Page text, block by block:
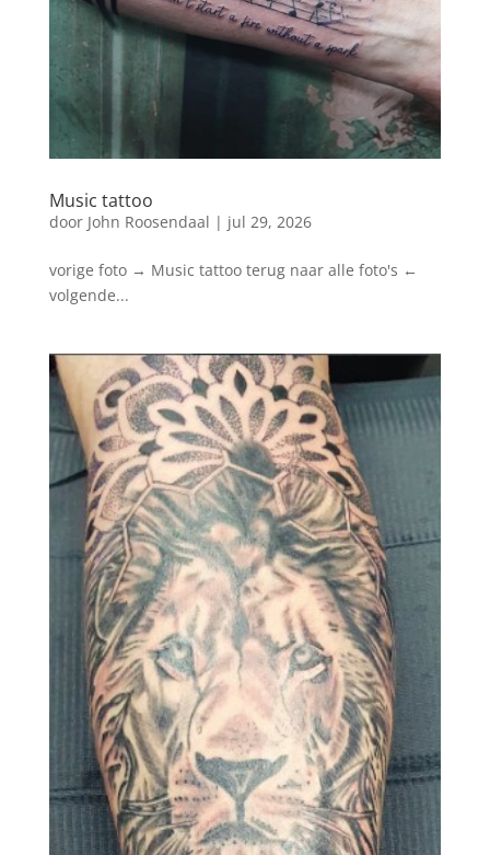
Music tattoo
door John Roosendaal | jul 29, 2026
vorige foto → Music tattoo terug naar alle foto's ←
volgende...